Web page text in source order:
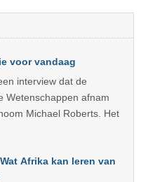
voor vandaag
interview dat de
Wetenschappen afnam
Michael Roberts. Het
Afrika kan leren van